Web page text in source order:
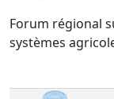
Forum régional
systèmes